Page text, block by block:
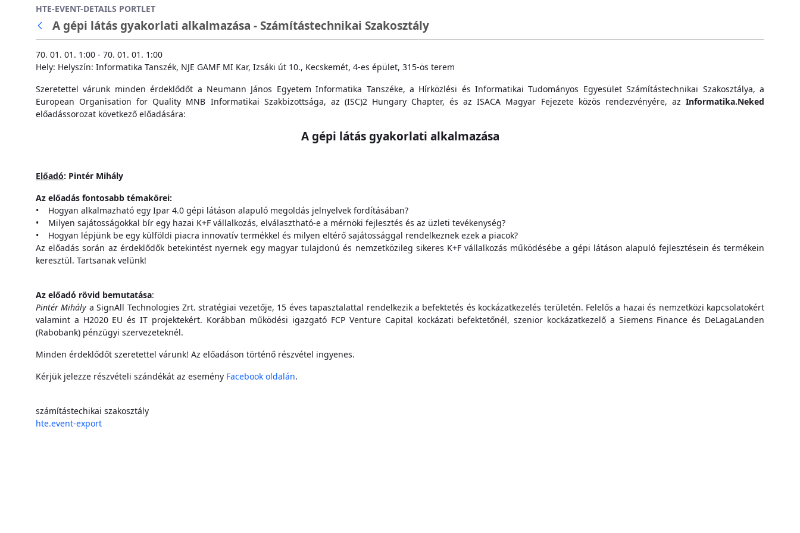
Ugrás a fő tartalomhoz
HTE-EVENT-DETAILS PORTLET
Vissza
A gépi látás gyakorlati alkalmazása - Számítástechnikai Szakosztály
70. 01. 01. 1:00 - 70. 01. 01. 1:00
Hely: Helyszín: Informatika Tanszék, NJE GAMF MI Kar, Izsáki út 10., Kecskemét, 4-es épület, 315-ös terem
Szeretettel várunk minden érdeklődőt a Neumann János Egyetem Informatika Tanszéke, a Hírközlési és Informatikai Tudományos Egyesület Számítástechnikai Szakosztálya, a
European Organisation for Quality MNB Informatikai Szakbizottsága, az (ISC)2 Hungary Chapter, és az ISACA Magyar Fejezete közös rendezvényére, az Informatika.Neked
előadássorozat következő előadására:
A gépi látás gyakorlati alkalmazása
Előadó: Pintér Mihály
Az előadás fontosabb témakörei:
• Hogyan alkalmazható egy Ipar 4.0 gépi látáson alapuló megoldás jelnyelvek fordításában?
• Milyen sajátosságokkal bír egy hazai K+F vállalkozás, elválasztható-e a mérnöki fejlesztés és az üzleti tevékenység?
• Hogyan lépjünk be egy külföldi piacra innovatív termékkel és milyen eltérő sajátossággal rendelkeznek ezek a piacok?
Az előadás során az érdeklődők betekintést nyernek egy magyar tulajdonú és nemzetközileg sikeres K+F vállalkozás működésébe a gépi látáson alapuló fejlesztésein és termékein
keresztül. Tartsanak velünk!
Az előadó rövid bemutatása:
Pintér Mihály a SignAll Technologies Zrt. stratégiai vezetője, 15 éves tapasztalattal rendelkezik a befektetés és kockázatkezelés területén. Felelős a hazai és nemzetközi kapcsolatokért
valamint a H2020 EU és IT projektekért. Korábban működési igazgató FCP Venture Capital kockázati befektetőnél, szenior kockázatkezelő a Siemens Finance és DeLagaLanden
(Rabobank) pénzügyi szervezeteknél.
Minden érdeklődőt szeretettel várunk! Az előadáson történő részvétel ingyenes.
Kérjük jelezze részvételi szándékát az esemény Facebook oldalán.
számítástechikai szakosztály
hte.event-export